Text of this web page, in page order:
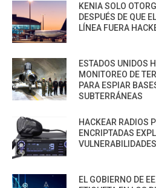
KENIA SOLO
DESPUÉS DE QUE
LÍNEA FUERA
ESTADOS UNIDOS
MONITOREO DE
PARA ESPIAR
SUBTERRÁNEAS
HACKEAR RADIOS
ENCRIPTADAS
VULNERABILIDADES
EL GOBIERNO DE